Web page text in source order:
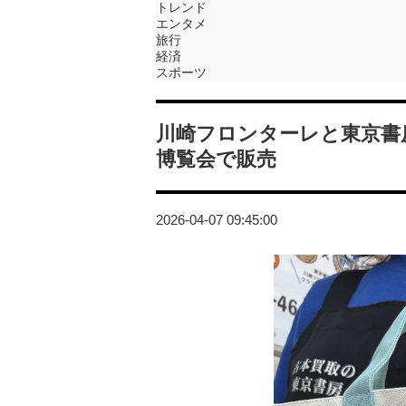
トレンド
エンタメ
旅行
経済
スポーツ
川崎フロンターレと東京
博覧会で販売
2026-04-07 09:45:00